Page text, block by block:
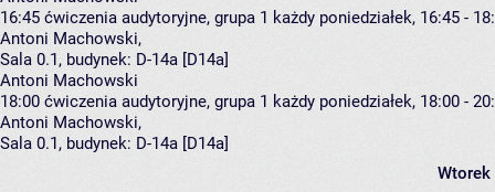
16:45 ćwiczenia audytoryjne, grupa 1 każdy poniedziałek, 16:45 -
Antoni Machowski,
Sala 0.1, budynek: D-14a [D14a]
Antoni Machowski
18:00 ćwiczenia audytoryjne, grupa 1 każdy poniedziałek, 18:00 -
Antoni Machowski,
Sala 0.1, budynek: D-14a [D14a]
Wtorek